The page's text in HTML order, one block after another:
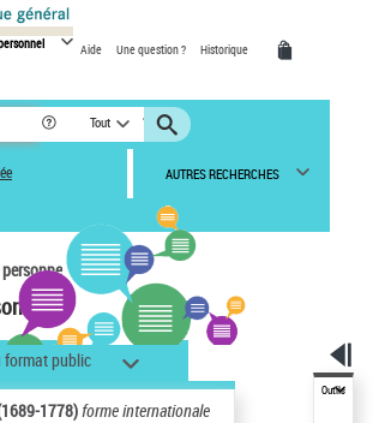
Aide Une question ? Historique
Tout
AUTRES RECHERCHES
format public
1778)forme internationale
Outils